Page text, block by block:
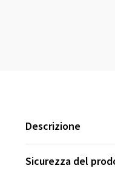
Descrizione
Sicurezza del